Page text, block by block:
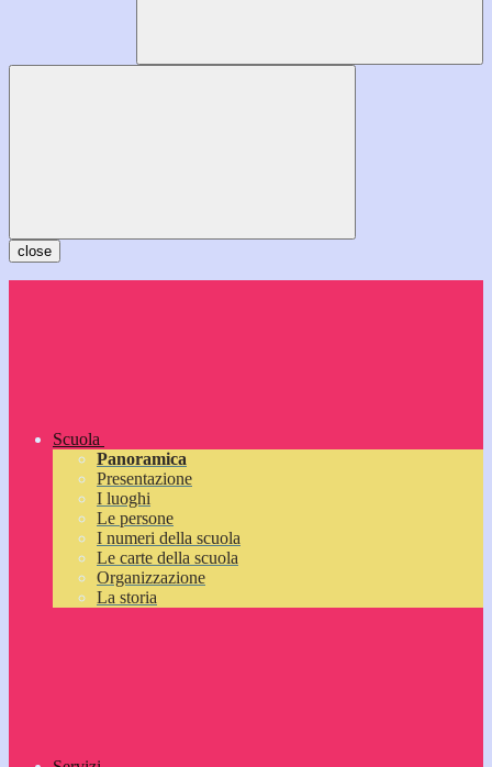
close
Scuola
Panoramica
Presentazione
I luoghi
Le persone
I numeri della scuola
Le carte della scuola
Organizzazione
La storia